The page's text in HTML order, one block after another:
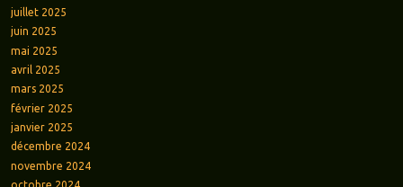
juillet 2025
juin 2025
mai 2025
avril 2025
mars 2025
février 2025
janvier 2025
décembre 2024
novembre 2024